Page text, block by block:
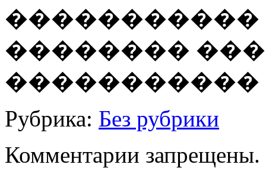
�����������
��������
�����������
Рубрика: Без рубрики
Комментарии запрещены.